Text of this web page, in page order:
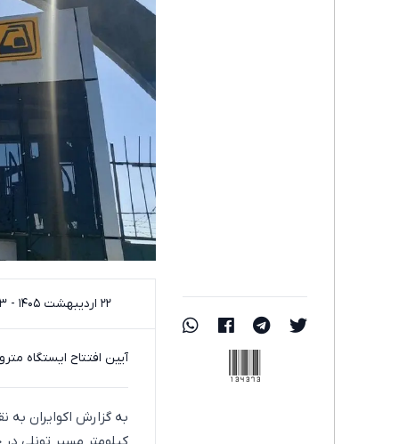
134373
۲۲ اردیبهشت ۱۴۰۵ - ۱۵:۱۳
آیین افتتاح ایستگاه مترو ورزشگاه تختی در خط ۷